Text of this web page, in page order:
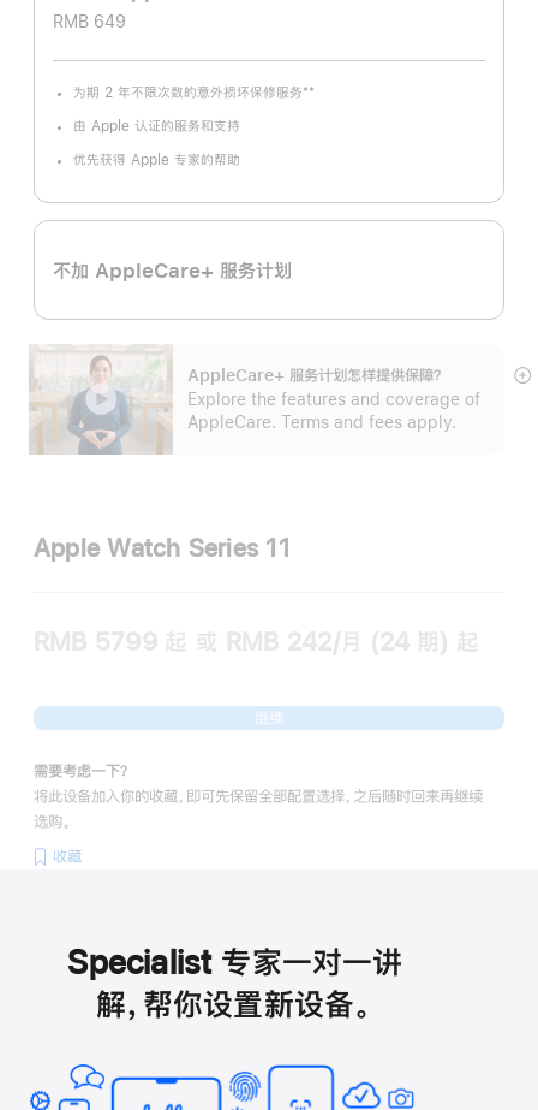
RMB 649
为期 2 年不限次数的意外损坏保修服务
注
**
由 Apple 认证的服务和支持
优先获得 Apple 专家的帮助
不加 AppleCare+ 服务计划
AppleCare+ 服务计划怎样提供保⁠障？
Explore the features and coverage of
AppleCare. Terms and fees apply.
展
Apple Watch Series 11
RMB 5799起 或 RMB 242/月 (24 期) 起
继续
需要考虑一下？
将此设备加入你的收藏，即可先保留全部配置选择，之后随时回来再继续
选购。
收藏
Specialist 专家一对一讲
解，帮你设置新设备。